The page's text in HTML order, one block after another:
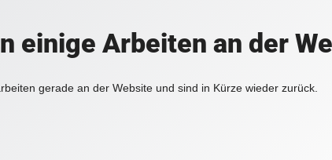
einige Arbeiten an der
gerade an der Website und sind in Kürze wieder zurück.